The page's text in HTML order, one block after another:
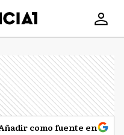
como fuente en